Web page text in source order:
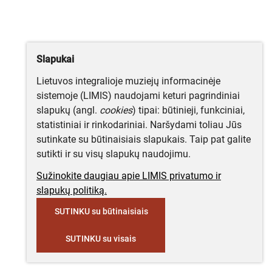
Slapukai
Lietuvos integralioje muziejų informacinėje
sistemoje (LIMIS) naudojami keturi pagrindiniai
slapukų (angl. cookies) tipai: būtinieji, funkciniai,
statistiniai ir rinkodariniai. Naršydami toliau Jūs
sutinkate su būtinaisiais slapukais. Taip pat galite
sutikti ir su visų slapukų naudojimu.
Sužinokite daugiau apie LIMIS privatumo ir
slapukų politiką.
SUTINKU su būtinaisiais
SUTINKU su visais